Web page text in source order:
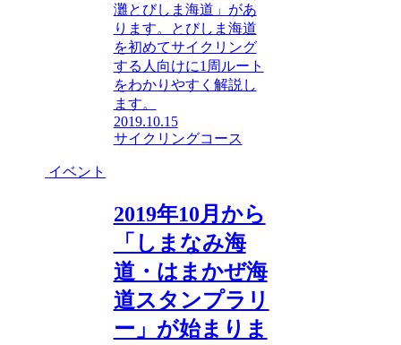
灘とびしま海道」があ
ります。とびしま海道
を初めてサイクリング
する人向けに1周ルート
をわかりやすく解説し
ます。
2019.10.15
サイクリングコース
イベント
2019年10月から
「しまなみ海
道・はまかぜ海
道スタンプラリ
ー」が始まりま